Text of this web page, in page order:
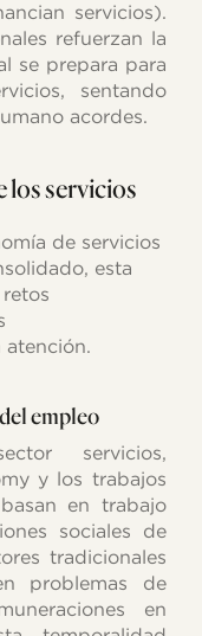
servicios).
refuerzan la
se prepara para
sentando
acordes.
los servicios
de servicios
esta
atención.
empleo
servicios,
y los trabajos
en trabajo
sociales de
tradicionales
problemas de
en